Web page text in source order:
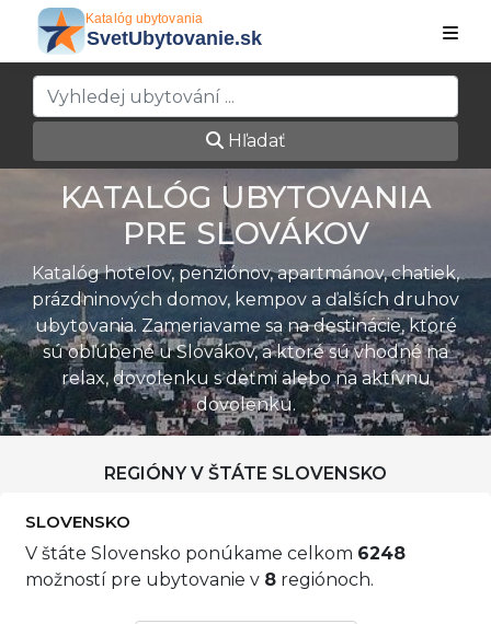
Hľadať
KATALÓG UBYTOVANIA
PRE SLOVÁKOV
Katalóg hotelov, penziónov, apartmánov, chatiek,
prázdninových domov, kempov a ďalších druhov
ubytovania. Zameriavame sa na destinácie, ktoré
sú obľúbené u Slovákov, a ktoré sú vhodné na
relax, dovolenku s deťmi alebo na aktívnu
dovolenku.
REGIÓNY V ŠTÁTE SLOVENSKO
SLOVENSKO
V štáte Slovensko ponúkame celkom 6248
možností pre ubytovanie v 8 regiónoch.